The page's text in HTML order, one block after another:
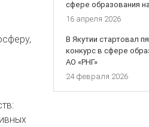
сфере образования
16 апреля 2026
В Якутии стартовал
конкурс в сфере
АО «РНГ»
24 февраля 2026